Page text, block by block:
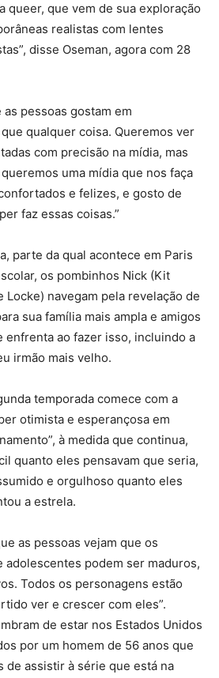
queer, que vem de sua exploração
realistas com lentes
disse Oseman, agora com 28
pessoas gostam em
qualquer coisa. Queremos ver
com precisão na mídia, mas
uma mídia que nos faça
e felizes, e gosto de
faz essas coisas.”
parte da qual acontece em Paris
os pombinhos Nick (Kit
Locke) navegam pela revelação de
sua família mais ampla e amigos
enfrenta ao fazer isso, incluindo a
irmão mais velho.
temporada comece com a
otimista e esperançosa em
à medida que continua,
quanto eles pensavam que seria,
e orgulhoso quanto eles
a estrela.
as pessoas vejam que os
adolescentes podem ser maduros,
Todos os personagens estão
ver e crescer com eles”.
de estar nos Estados Unidos
por um homem de 56 anos que
de assistir à série que está na